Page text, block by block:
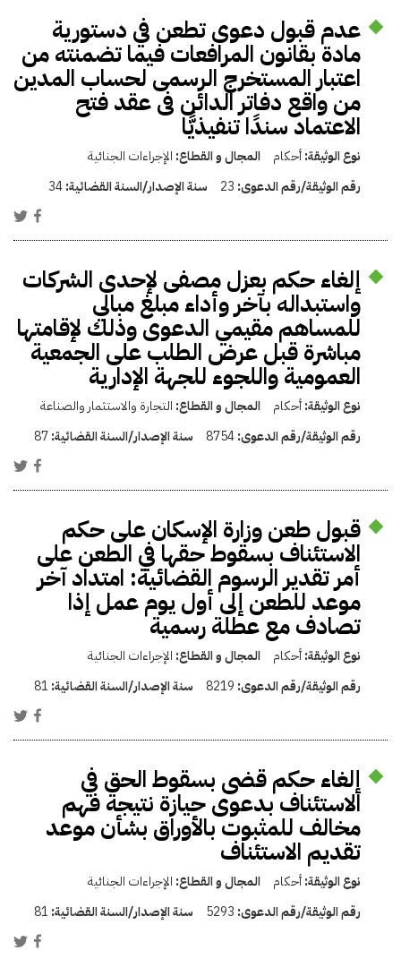
عدم قبول دعوى تطعن في دستورية
مادة بقانون المرافعات فيما تضمنته من
اعتبار المستخرج الرسمى لحساب المدين
من واقع دفاتر الدائن فى عقد فتح
الاعتماد سندًا تنفيذيًّا
نوع الوثيقة:أحكام المجال و القطاع: الإجراءات الجنائية
رقم الوثيقة/رقم الدعوى: 23 سنة الإصدار/السنة القضائية:34
إلغاء حكم بعزل مصفى لإحدى الشركات
واستبداله بآخر وأداء مبلغ مبالي
للمساهم مقيمي الدعوى وذلك لإقامتها
مباشرة قبل عرض الطلب على الجمعية
العمومية واللجوء للجهة الإدارية
نوع الوثيقة:أحكام المجال و القطاع: التجارة والاستثمار والصناعة
رقم الوثيقة/رقم الدعوى:8754 سنة الإصدار/السنة القضائية:87
قبول طعن وزارة الإسكان على حكم
الاستئناف بسقوط حقها في الطعن على
أمر تقدير الرسوم القضائية: امتداد آخر
موعد للطعن إلى أول يوم عمل إذا
تصادف مع عطلة رسمية
نوع الوثيقة:أحكام المجال و القطاع: الإجراءات الجنائية
رقم الوثيقة/رقم الدعوى: 8219 سنة الإصدار/السنة القضائية: 81
إلغاء حكم قضى بسقوط الحق في
الاستئناف بدعوى حيازة نتيجة فهم
مخالف للمثبوت بالأوراق بشأن موعد
تقديم الاستئناف
نوع الوثيقة:أحكام المجال و القطاع: الإجراءات الجنائية
رقم الوثيقة/رقم الدعوى: 5293 سنة الإصدار/السنة القضائية: 81